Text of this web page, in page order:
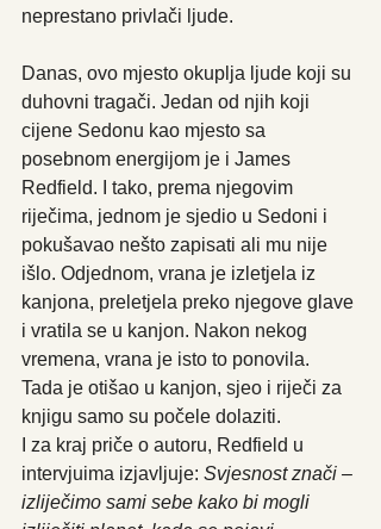
neprestano privlači ljude.
Danas, ovo mjesto okuplja ljude koji su
duhovni tragači. Jedan od njih koji
cijene Sedonu kao mjesto sa
posebnom energijom je i James
Redfield. I tako, prema njegovim
riječima, jednom je sjedio u Sedoni i
pokušavao nešto zapisati ali mu nije
išlo. Odjednom, vrana je izletjela iz
kanjona, preletjela preko njegove glave
i vratila se u kanjon. Nakon nekog
vremena, vrana je isto to ponovila.
Tada je otišao u kanjon, sjeo i riječi za
knjigu samo su počele dolaziti.
I za kraj priče o autoru, Redfield u
intervjuima izjavljuje: Svjesnost znači –
izliječimo sami sebe kako bi mogli